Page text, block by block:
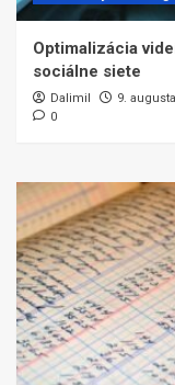
Optimalizácia
sociálne siete
Dalimil
9.
0